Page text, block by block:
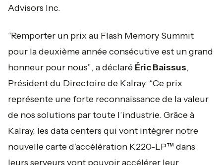
Advisors Inc.
“Remporter un prix au Flash Memory Summit
pour la deuxième année consécutive est un grand
honneur pour nous”, a déclaré Éric Baissus,
Président du Directoire de Kalray. “Ce prix
représente une forte reconnaissance de la valeur
de nos solutions par toute l’industrie. Grâce à
Kalray, les data centers qui vont intégrer notre
nouvelle carte d’accélération K220-LP™ dans
leurs serveurs vont pouvoir accélérer leur